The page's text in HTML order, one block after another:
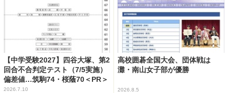
【中学受験2027】四谷大塚、第2
回合不合判定テスト（7/5実施）
偏差値…筑駒74・桜蔭70＜PR＞
2026.7.10
高校囲碁全国大会、団体戦は
灘・南山女子部が優勝
2026.8.5